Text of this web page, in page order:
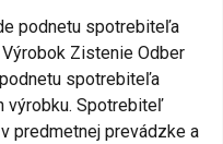
podnetu spotrebiteľa
Zistenie Odber
spotrebiteľa
výrobku. Spotrebiteľ
predmetnej prevádzke a